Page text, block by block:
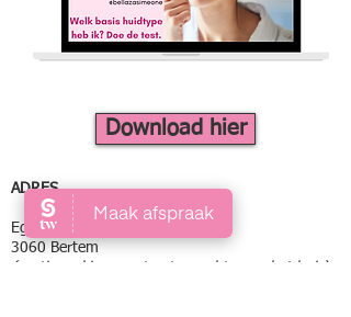
Download hier
ADRES
Egenhovenstraat 167
3060 Bertem